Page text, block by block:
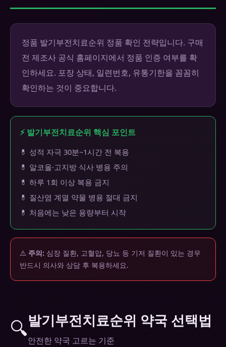
정품 발기부전치료순위 정품 확인 전략입니다. 구매
전 제조사 공식 홈페이지에서 정품 인증 여부를 확
인하세요. 포장 상태, 일련번호, 유통기한을 꼼꼼히
확인하는 것이 중요합니다.
⚡ 발기부전치료순위 핵심 포인트
💊 성적 자극 30분~1시간 전 복용
💊 알코올·고지방 식사 병용 주의
💊 하루 1회 이상 복용 금지
💊 질산염 계열 약물 병용 절대 금지
💊 처음에는 낮은 용량부터 시작
⚠️ 주의: 심장 질환, 고혈압, 당뇨 등 기저 질환이 있는 경우
반드시 의사와 상담 후 복용하세요.
🔍발기부전치료순위 약국 선택법
안전한 약국 고르는 기준